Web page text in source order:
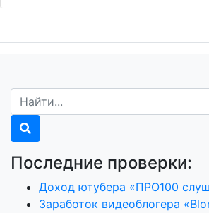
Последние проверки:
Доход ютубера «ПРО100
Заработок видеоблогера